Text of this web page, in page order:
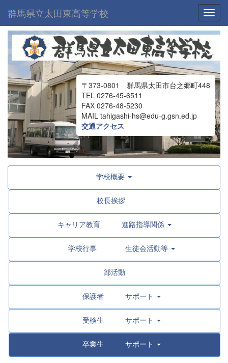
群馬県立太田東高等学校
〒373-0801 群馬県太田市台之郷町448
TEL 0276-45-6511
FAX 0276-48-5230
MAIL tahigashi-hs@edu-g.gsn.ed.jp
交通アクセス
学校概要
校長挨拶
キャリア教育 進路指導関係
学校行事 生徒会活動等
部活動
保護者 サポート
受検生 サポート
卒業生 サポート